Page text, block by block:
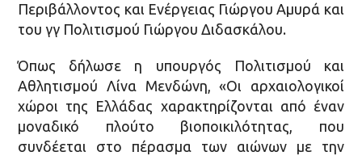
Περιβάλλοντος και Ενέργειας Γιώργου Αμυρά και
του γγ Πολιτισμού Γιώργου Διδασκάλου.
Όπως δήλωσε η υπουργός Πολιτισμού και
Αθλητισμού Λίνα Μενδώνη, «Οι αρχαιολογικοί
χώροι της Ελλάδας χαρακτηρίζονται από έναν
μοναδικό πλούτο βιοποικιλότητας, που
συνδέεται στο πέρασμα των αιώνων με την